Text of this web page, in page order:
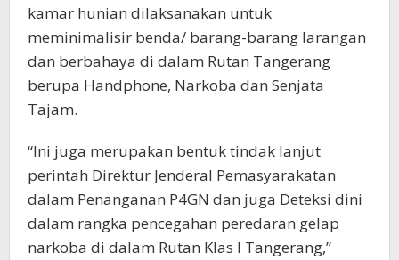
kamar hunian dilaksanakan untuk
meminimalisir benda/ barang-barang larangan
dan berbahaya di dalam Rutan Tangerang
berupa Handphone, Narkoba dan Senjata
Tajam.
“Ini juga merupakan bentuk tindak lanjut
perintah Direktur Jenderal Pemasyarakatan
dalam Penanganan P4GN dan juga Deteksi dini
dalam rangka pencegahan peredaran gelap
narkoba di dalam Rutan Klas I Tangerang,”